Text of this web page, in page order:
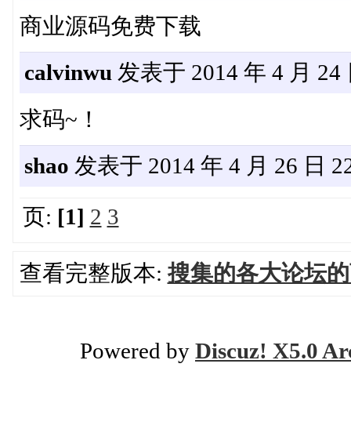
商业源码免费下载
calvinwu 发表于 2014 年 4 月 24
求码~！
shao 发表于 2014 年 4 月 26 日
页: [1] 2 3
查看完整版本:搜集的各大论坛
Powered by Discuz! X5.0